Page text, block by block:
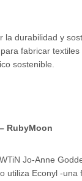
durabilidad y
fabricar
sostenible.
RubyMoon
Jo-Anne
utiliza Econyl -